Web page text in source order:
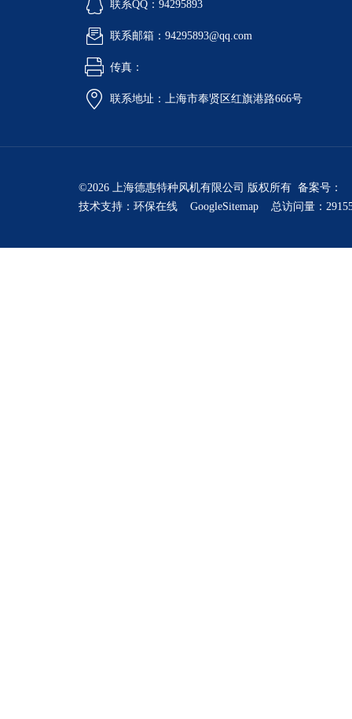
联系QQ：94295893
联系邮箱：94295893@qq.com
传真：
联系地址：上海市奉贤区红旗港路666号
©2026 上海德惠特种风机有限公司 版权所有 备案号：
技术支持： 环保在线 GoogleSitemap 总访问量：